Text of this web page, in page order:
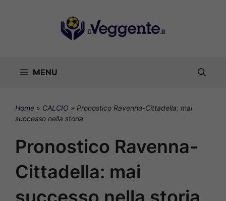
MENU
Home » CALCIO » Pronostico Ravenna-Cittadella: mai
successo nella storia
Pronostico Ravenna-
Cittadella: mai